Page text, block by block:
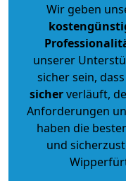
Wir geben
unserer
sicher sein,
sicherverläuft,
Anforderungen
haben die
und